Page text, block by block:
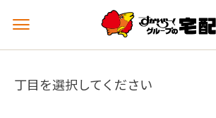
メ
ュ
を
丁目を選択してください